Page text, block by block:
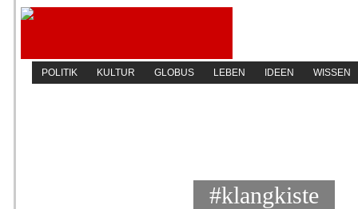
POLITIK KULTUR GLOBUS LEBEN IDEEN WISSEN
#klangkiste